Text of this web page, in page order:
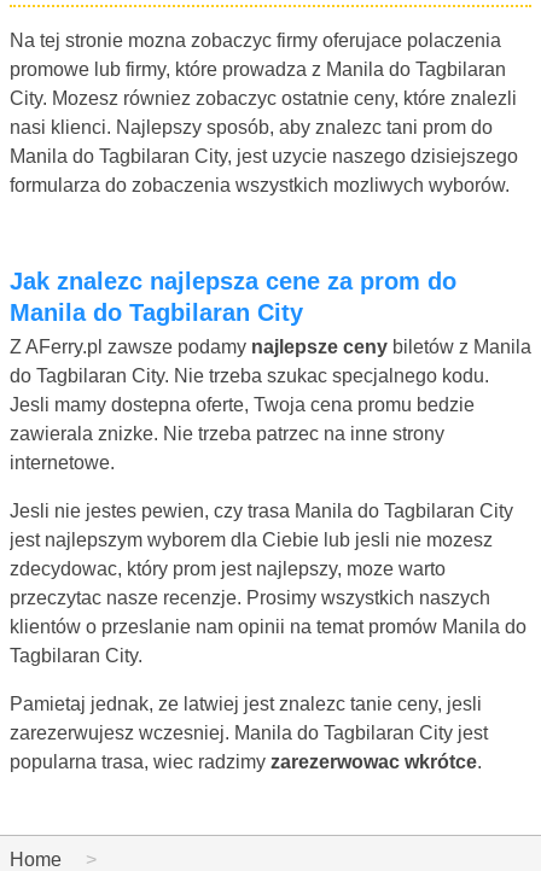
Na tej stronie mozna zobaczyc firmy oferujace polaczenia
promowe lub firmy, które prowadza z Manila do Tagbilaran
City. Mozesz równiez zobaczyc ostatnie ceny, które znalezli
nasi klienci. Najlepszy sposób, aby znalezc tani prom do
Manila do Tagbilaran City, jest uzycie naszego dzisiejszego
formularza do zobaczenia wszystkich mozliwych wyborów.
Jak znalezc najlepsza cene za prom do
Manila do Tagbilaran City
Z AFerry.pl zawsze podamy najlepsze ceny biletów z Manila
do Tagbilaran City. Nie trzeba szukac specjalnego kodu.
Jesli mamy dostepna oferte, Twoja cena promu bedzie
zawierala znizke. Nie trzeba patrzec na inne strony
internetowe.
Jesli nie jestes pewien, czy trasa Manila do Tagbilaran City
jest najlepszym wyborem dla Ciebie lub jesli nie mozesz
zdecydowac, który prom jest najlepszy, moze warto
przeczytac nasze recenzje. Prosimy wszystkich naszych
klientów o przeslanie nam opinii na temat promów Manila do
Tagbilaran City.
Pamietaj jednak, ze latwiej jest znalezc tanie ceny, jesli
zarezerwujesz wczesniej. Manila do Tagbilaran City jest
popularna trasa, wiec radzimy zarezerwowac wkrótce.
Home